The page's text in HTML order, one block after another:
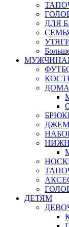
ДЛЯ
ДЕТЯМ